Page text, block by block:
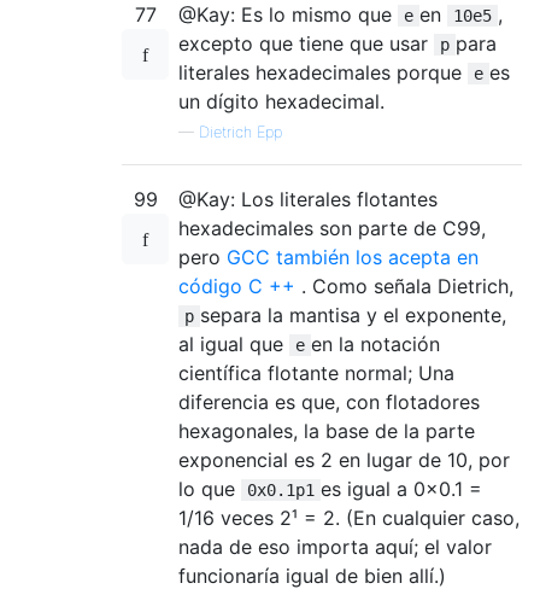
77 @Kay: Es lo mismo que e en 10e5 ,
excepto que tiene que usar
p para
literales hexadecimales porque
e es
un dígito hexadecimal.
— Dietrich Epp
99
@Kay: Los literales flotantes
hexadecimales son parte de C99,
pero GCC también los acepta en
código C ++ . Como señala Dietrich,
p separa la mantisa y el exponente,
al igual que
e en la notación
científica flotante normal; Una
diferencia es que, con flotadores
hexagonales, la base de la parte
exponencial es 2 en lugar de 10, por
lo que
0x0.1p1 es igual a 0x0.1 =
1/16 veces 2¹ = 2. (En cualquier caso,
nada de eso importa aquí; el valor
funcionaría igual de bien allí.)